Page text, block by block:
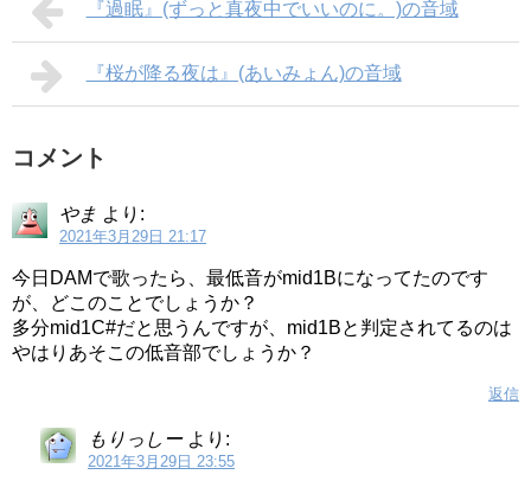
『過眠』(ずっと真夜中でいいのに。)の音域
『桜が降る夜は』(あいみょん)の音域
コメント
やま より:
2021年3月29日 21:17
今日DAMで歌ったら、最低音がmid1Bになってたのです
が、どこのことでしょうか？
多分mid1C#だと思うんですが、mid1Bと判定されてるのは
やはりあそこの低音部でしょうか？
返信
もりっしー より:
2021年3月29日 23:55